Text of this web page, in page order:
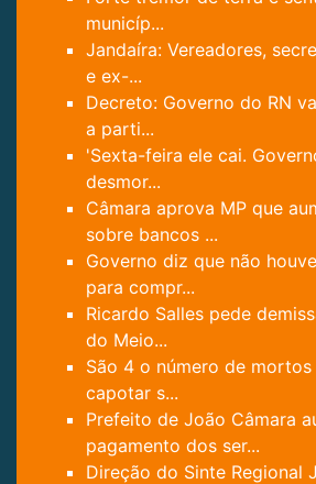
municíp...
Jandaíra: Vereadores,
e ex-...
Decreto: Governo do RN
a parti...
'Sexta-feira ele cai.
desmor...
Câmara aprova MP que
sobre bancos ...
Governo diz que não
para compr...
Ricardo Salles pede
do Meio...
São 4 o número de
capotar s...
Prefeito de João Câmara
pagamento dos ser...
Direção do Sinte Regional